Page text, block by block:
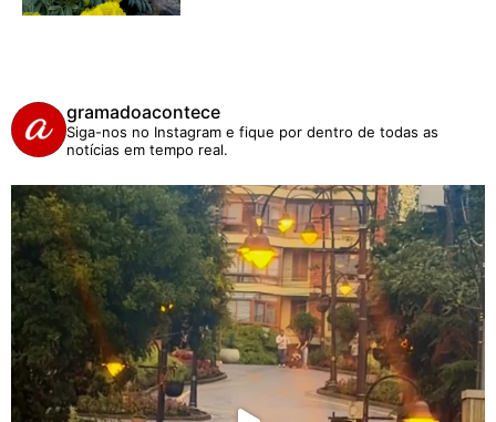
gramadoacontece
Siga-nos no Instagram e fique por dentro de todas as
notícias em tempo real.